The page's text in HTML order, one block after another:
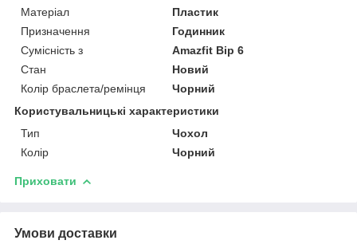
Матеріал
Пластик
Призначення
Годинник
Сумісність з
Amazfit Bip 6
Стан
Новий
Колір браслета/ремінця
Чорний
Користувальницькі характеристики
Тип
Чохол
Колір
Чорний
Приховати
Умови доставки